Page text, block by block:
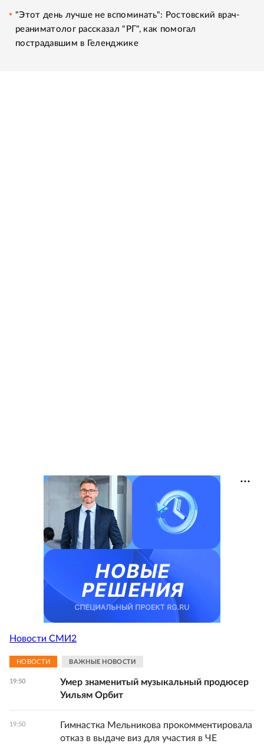
"Этот день лучше не вспоминать": Ростовский врач-
реаниматолог рассказал "РГ", как помогал
пострадавшим в Геленджике
Новости СМИ2
НОВОСТИ ВАЖНЫЕ НОВОСТИ
19:50
Умер знаменитый музыкальный продюсер
Уильям Орбит
19:50
Гимнастка Мельникова прокомментировала
отказ в выдаче виз для участия в ЧЕ